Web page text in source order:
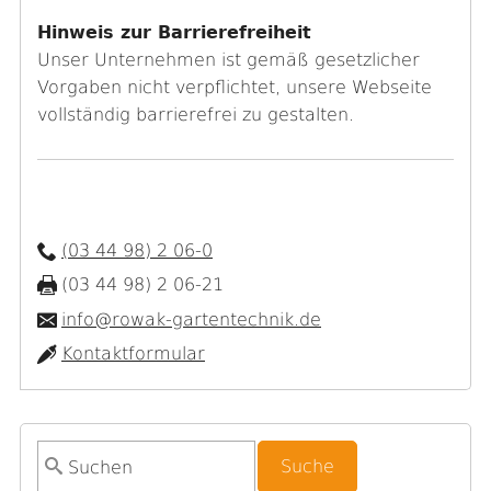
Hinweis zur Barrierefreiheit
Unser Unternehmen ist gemäß gesetzlicher
Vorgaben nicht verpflichtet, unsere Webseite
vollständig barrierefrei zu gestalten.
(03 44 98) 2 06-0
(03 44 98) 2 06-21
info@rowak-gartentechnik.de
Kontaktformular
S